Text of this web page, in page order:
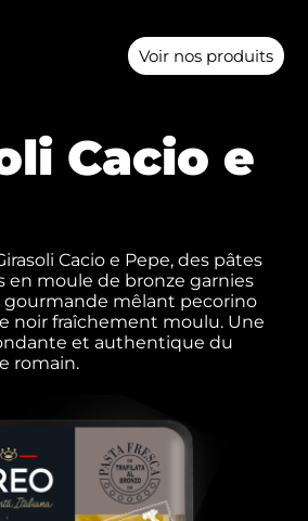
Voir nos produits
Cacio e
Cacio e Pepe, des pâtes
en moule de bronze garnies
gourmande mêlant pecorino
noir fraîchement moulu. Une
et authentique du
romain.